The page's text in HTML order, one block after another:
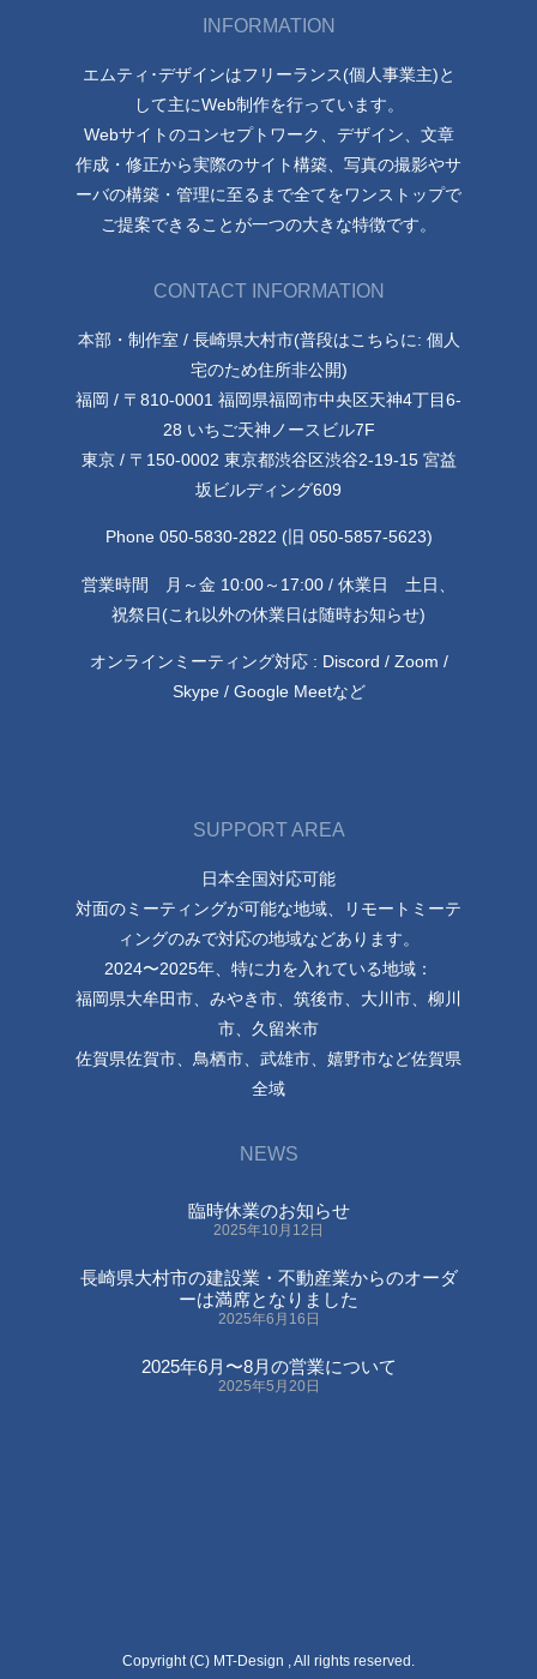
INFORMATION
エムティ･デザインはフリーランス(個人事業主)と
して主にWeb制作を行っています。
Webサイトのコンセプトワーク、デザイン、文章
作成・修正から実際のサイト構築、写真の撮影やサ
ーバの構築・管理に至るまで全てをワンストップで
ご提案できることが一つの大きな特徴です。
CONTACT INFORMATION
本部・制作室 / 長崎県大村市(普段はこちらに: 個人
宅のため住所非公開)
福岡 / 〒810-0001 福岡県福岡市中央区天神4丁目6-
28 いちご天神ノースビル7F
東京 / 〒150-0002 東京都渋谷区渋谷2-19-15 宮益
坂ビルディング609
Phone 050-5830-2822 (旧 050-5857-5623)
営業時間 月～金 10:00～17:00 / 休業日 土日、
祝祭日(これ以外の休業日は随時お知らせ)
オンラインミーティング対応 : Discord / Zoom /
Skype / Google Meetなど
SUPPORT AREA
日本全国対応可能
対面のミーティングが可能な地域、リモートミーテ
ィングのみで対応の地域などあります。
2024〜2025年、特に力を入れている地域：
福岡県大牟田市、みやき市、筑後市、大川市、柳川
市、久留米市
佐賀県佐賀市、鳥栖市、武雄市、嬉野市など佐賀県
全域
NEWS
臨時休業のお知らせ
2025年10月12日
長崎県大村市の建設業・不動産業からのオーダ
ーは満席となりました
2025年6月16日
2025年6月〜8月の営業について
2025年5月20日
Copyright (C) MT-Design , All rights reserved.